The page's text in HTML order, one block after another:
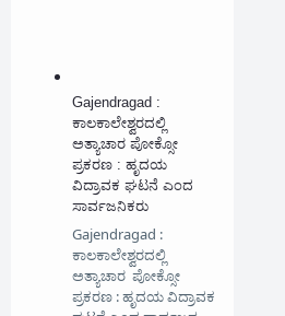
Gajendragad :
ಕಾಲಕಾಲೇಶ್ವರದಲ್ಲಿ
ಅತ್ಯಾಚಾರ ಪೋಕ್ಸೋ
ಪ್ರಕರಣ : ಹೃದಯ
ವಿದ್ರಾವಕ ಘಟನೆ ಎಂದ
ಸಾರ್ವಜನಿಕರು
Gajendragad :
ಕಾಲಕಾಲೇಶ್ವರದಲ್ಲಿ
ಅತ್ಯಾಚಾರ ಪೋಕ್ಸೋ
ಪ್ರಕರಣ : ಹೃದಯ ವಿದ್ರಾವಕ